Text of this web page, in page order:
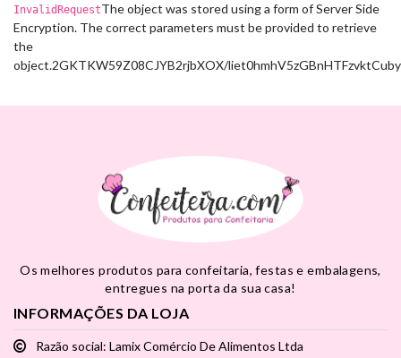
InvalidRequestThe object was stored using a form of Server Side
Encryption. The correct parameters must be provided to retrieve
the
object.2GKTKW59Z08CJYB2rjbXOX/
Os melhores produtos para confeitaria, festas e embalagens,
entregues na porta da sua casa!
INFORMAÇÕES DA LOJA
Razão social: Lamix Comércio De Alimentos Ltda